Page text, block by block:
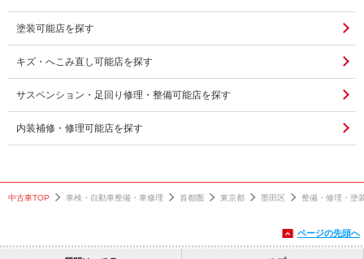
塗装可能店を探す
キズ・へこみ直し可能店を探す
サスペンション・足回り修理・整備可能店を探す
内装補修・修理可能店を探す
中古車TOP 車検・自動車整備・車修理 首都圏 東京都 墨田区 整備・修理・塗
ページの先頭へ